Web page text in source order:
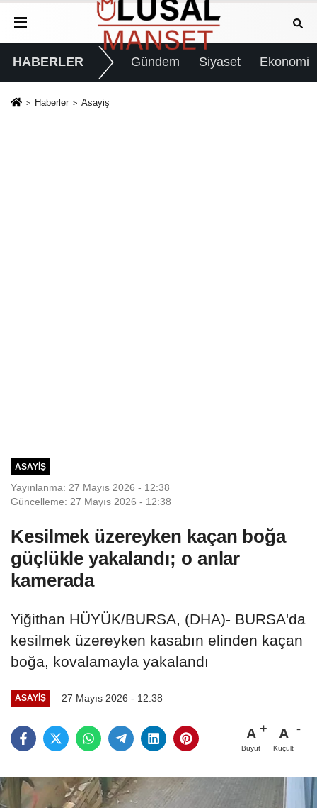
HABERLER Gündem Siyaset Ekonomi
Haberler Asayiş
ASAYIŞ
Yayınlanma: 27 Mayıs 2026 - 12:38
Güncelleme: 27 Mayıs 2026 - 12:38
Kesilmek üzereyken kaçan boğa
güçlükle yakalandı; o anlar
kamerada
Yiğithan HÜYÜK/BURSA, (DHA)- BURSA'da
kesilmek üzereyken kasabın elinden kaçan
boğa, kovalamayla yakalandı
ASAYIŞ 27 Mayıs 2026 - 12:38
A
Büyüt
A
Küçült